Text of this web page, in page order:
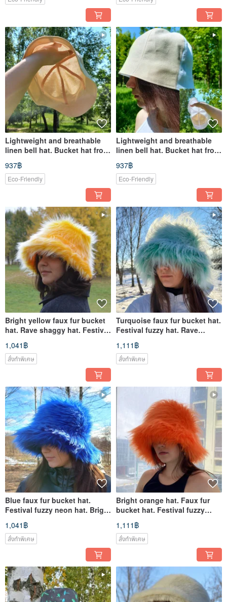
Lightweight and breathable
linen bell hat. Bucket hat from
the sun. Panama hat.
937฿
Eco-Friendly
Lightweight and breathable
linen bell hat. Bucket hat from
the sun. Panama hat.
937฿
Eco-Friendly
Bright yellow faux fur bucket
hat. Rave shaggy hat. Festival
fuzzy neon hat.
1,041฿
สั่งทำพิเศษ
Turquoise faux fur bucket hat.
Festival fuzzy hat. Rave
bucket hat. Furry hat.
1,111฿
สั่งทำพิเศษ
Blue faux fur bucket hat.
Festival fuzzy neon hat. Bright
blue fluffy fur hat.
1,041฿
สั่งทำพิเศษ
Bright orange hat. Faux fur
bucket hat. Festival fuzzy
neon hat. Rave shaggy hat
1,111฿
สั่งทำพิเศษ